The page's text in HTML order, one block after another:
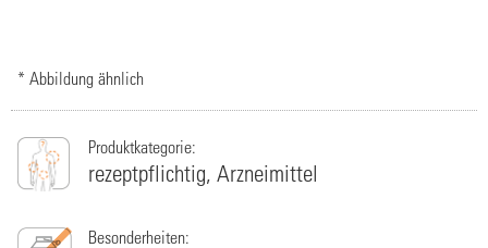
* Abbildung ähnlich
Produktkategorie:
rezeptpflichtig, Arzneimittel
Besonderheiten: